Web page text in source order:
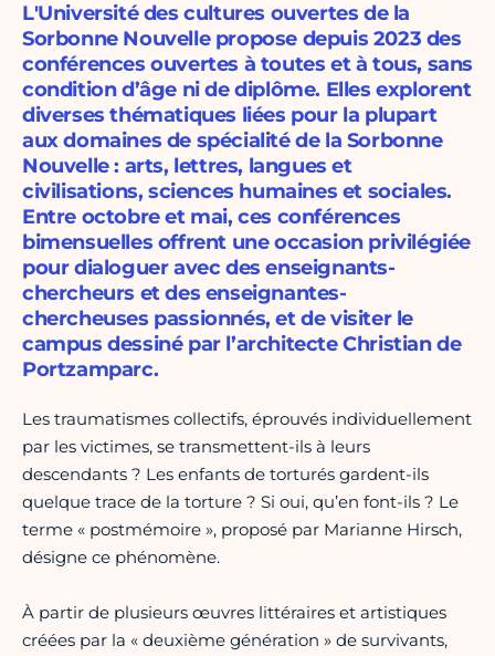
L'Université des cultures ouvertes de la
Sorbonne Nouvelle propose depuis 2023 des
conférences ouvertes à toutes et à tous, sans
condition d’âge ni de diplôme. Elles explorent
diverses thématiques liées pour la plupart
aux domaines de spécialité de la Sorbonne
Nouvelle : arts, lettres, langues et
civilisations, sciences humaines et sociales.
Entre octobre et mai, ces conférences
bimensuelles offrent une occasion privilégiée
pour dialoguer avec des enseignants-
chercheurs et des enseignantes-
chercheuses passionnés, et de visiter le
campus dessiné par l’architecte Christian de
Portzamparc.
Les traumatismes collectifs, éprouvés individuellement
par les victimes, se transmettent-ils à leurs
descendants ? Les enfants de torturés gardent-ils
quelque trace de la torture ? Si oui, qu’en font-ils ? Le
terme « postmémoire », proposé par Marianne Hirsch,
désigne ce phénomène.
À partir de plusieurs œuvres littéraires et artistiques
créées par la « deuxième génération » de survivants,